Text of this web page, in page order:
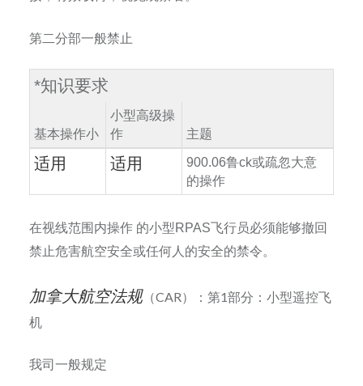
第二分部一般禁止
*知识要求
基本操作小
小型高级操
作
主题
适用 适用 900.06鲁ck或疏忽大意
的操作
在视线范围内操作 的小型RPAS飞行员必须能够撤回
禁止危害航空安全或任何人的安全的禁令。
加拿大航空法规（CAR）：第1部分：小型遥控飞
机
我司一般规定